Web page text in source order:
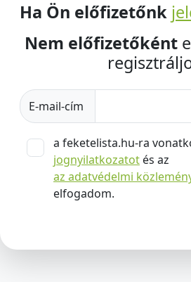
Ha Ön előfizetőnk
Nem előfizetőként
E-mail-cím
a feketelista.hu-ra
jognyilatkozatot és az
az adatvédelmi
elfogadom.